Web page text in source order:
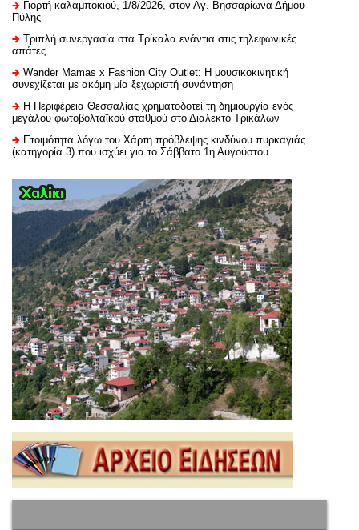
Γιορτή καλαμποκιού, 1/8/2026, στον Αγ. Βησσαρίωνα Δήμου
Πύλης
Τριπλή συνεργασία στα Τρίκαλα ενάντια στις τηλεφωνικές
απάτες
Wander Mamas x Fashion City Outlet: Η μουσικοκινητική
συνεχίζεται με ακόμη μία ξεχωριστή συνάντηση
H Περιφέρεια Θεσσαλίας χρηματοδοτεί τη δημιουργία ενός
μεγάλου φωτοβολταϊκού σταθμού στο Διαλεκτό Τρικάλων
Ετοιμότητα λόγω του Χάρτη πρόβλεψης κινδύνου πυρκαγιάς
(κατηγορία 3) που ισχύει για το Σάββατο 1η Αυγούστου